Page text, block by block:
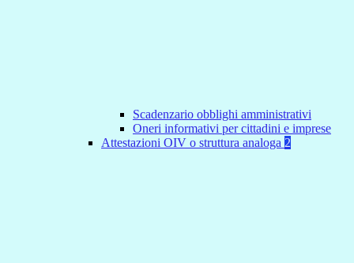
Scadenzario obblighi amministrativi
Oneri informativi per cittadini e imprese
Attestazioni OIV o struttura analoga 2